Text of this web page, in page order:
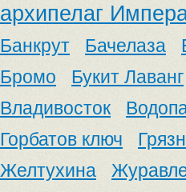
архипелаг
Банкрут
Бачелаза
Бромо
Букит Лаванг
Владивосток
Горбатов ключ
Желтухина